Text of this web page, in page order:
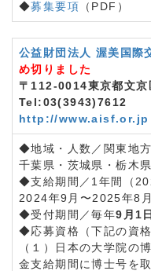
◆募集要項 （PDF）
公益財団法人 渥美国際
め切りました
〒112-0014東京都文
Tel:03(3943)7612
http://www.aisf.or.jp
◆地域・人数／関東地
千葉県・茨城県・栃木
◆支給期間／1年間（
2024年9月〜2025年8
◆受付期間／毎年9月1
◆応募資格（下記の資
（１）日本の大学院の
金支給期間に博士号を